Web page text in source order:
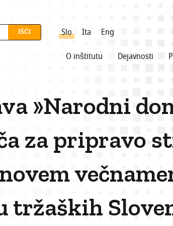
Slo Ita Eng
O inštitutu Dejavnosti
»Narodni
za pripravo
tržaških